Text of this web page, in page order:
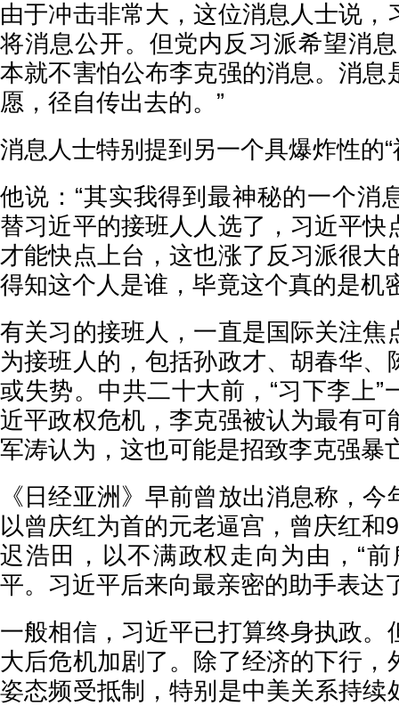
由于冲击非常大，这位消息人士说，
将消息公开。但党内反习派希望消
本就不害怕公布李克强的消息。消息
愿，径自传出去的。”
消息人士特别提到另一个具爆炸性的“
他说：“其实我得到最神秘的一个消
替习近平的接班人人选了，习近平快
才能快点上台，这也涨了反习派很大
得知这个人是谁，毕竟这个真的是机
有关习的接班人，一直是国际关注焦
为接班人的，包括孙政才、胡春华、
或失势。中共二十大前，“习下李上”
近平政权危机，李克强被认为最有可
军涛认为，这也可能是招致李克强暴
《日经亚洲》早前曾放出消息称，
以曾庆红为首的元老逼宫，曾庆红和
迟浩田，以不满政权走向为由，“
平。习近平后来向最亲密的助手表达
一般相信，习近平已打算终身执政。
大后危机加剧了。除了经济的下行，
姿态频受抵制，特别是中美关系持续